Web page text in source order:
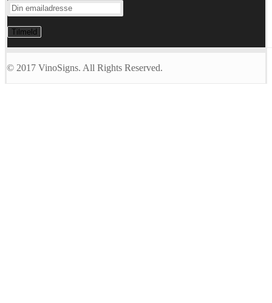
© 2017 VinoSigns. All Rights Reserved.